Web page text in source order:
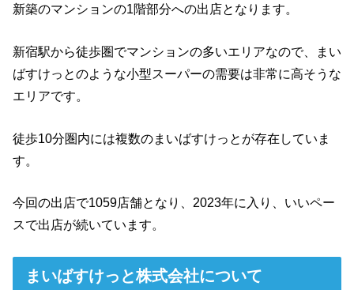
新築のマンションの1階部分への出店となります。
新宿駅から徒歩圏でマンションの多いエリアなので、まい
ばすけっとのような小型スーパーの需要は非常に高そうな
エリアです。
徒歩10分圏内には複数のまいばすけっとが存在していま
す。
今回の出店で1059店舗となり、2023年に入り、いいペー
スで出店が続いています。
まいばすけっと株式会社について